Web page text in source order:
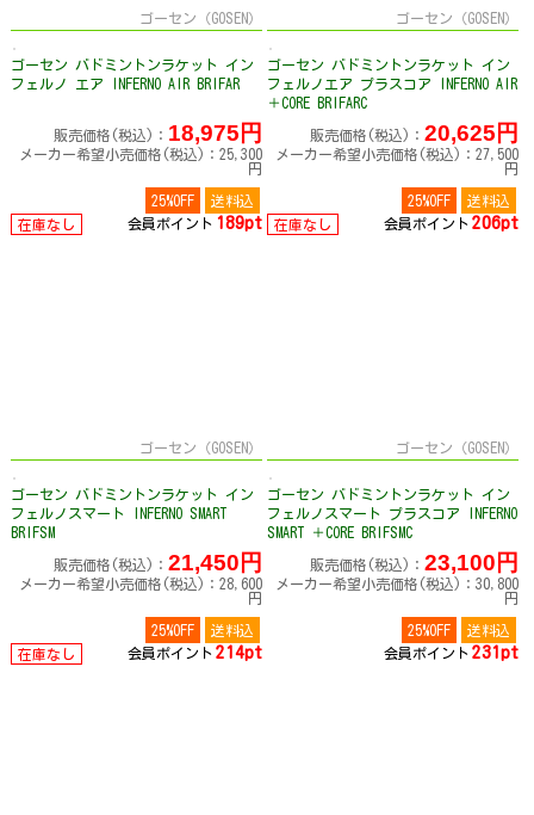
ゴーセン（GOSEN）
ゴーセン バドミントンラケット イン
フェルノ エア INFERNO AIR BRIFAR
販売価格(税込)： 18,975円
メーカー希望小売価格(税込)：25,300
円
25%OFF
送料込
在庫なし
会員ポイント 189pt
ゴーセン（GOSEN）
ゴーセン バドミントンラケット イン
フェルノエア プラスコア INFERNO AIR
＋CORE BRIFARC
販売価格(税込)： 20,625円
メーカー希望小売価格(税込)：27,500
円
25%OFF
送料込
在庫なし
会員ポイント 206pt
ゴーセン（GOSEN）
ゴーセン バドミントンラケット イン
フェルノスマート INFERNO SMART
BRIFSM
販売価格(税込)： 21,450円
メーカー希望小売価格(税込)：28,600
円
25%OFF
送料込
在庫なし
会員ポイント 214pt
ゴーセン（GOSEN）
ゴーセン バドミントンラケット イン
フェルノスマート プラスコア INFERNO
SMART ＋CORE BRIFSMC
販売価格(税込)： 23,100円
メーカー希望小売価格(税込)：30,800
円
25%OFF
送料込
会員ポイント 231pt